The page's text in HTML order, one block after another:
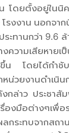
โดยตั้งอยู่ใน
งงาน นอกจา
ทานกว่า 9.6
งความเสียหา
ขึ้น โดยได้กำ
วยงานดำเนิน
ล่าว ประชาสั
รื่องมือต่างๆ
ระทบจากสถา